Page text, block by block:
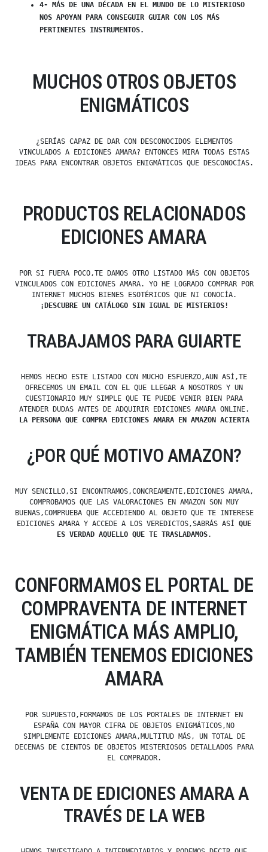
4- MÁS DE UNA DÉCADA EN EL MUNDO DE LO MISTERIOSO
NOS APOYAN PARA CONSEGUIR GUIAR CON LOS MÁS
PERTINENTES INSTRUMENTOS.
MUCHOS OTROS OBJETOS
ENIGMÁTICOS
¿SERÍAS CAPAZ DE DAR CON DESCONOCIDOS ELEMENTOS
VINCULADOS A EDICIONES AMARA? ENTONCES MIRA TODAS ESTAS
IDEAS PARA ENCONTRAR OBJETOS ENIGMÁTICOS QUE DESCONOCÍAS.
PRODUCTOS RELACIONADOS
EDICIONES AMARA
POR SI FUERA POCO,TE DAMOS OTRO LISTADO MÁS CON OBJETOS
VINCULADOS CON EDICIONES AMARA. YO HE LOGRADO COMPRAR POR
INTERNET MUCHOS BIENES ESOTÉRICOS QUE NI CONOCÍA.
¡DESCUBRE UN CATÁLOGO SIN IGUAL DE MISTERIOS!
TRABAJAMOS PARA GUIARTE
HEMOS HECHO ESTE LISTADO CON MUCHO ESFUERZO,AUN ASÍ,TE
OFRECEMOS UN EMAIL CON EL QUE LLEGAR A NOSOTROS Y UN
CUESTIONARIO MUY SIMPLE QUE TE PUEDE VENIR BIEN PARA
ATENDER DUDAS ANTES DE ADQUIRIR EDICIONES AMARA ONLINE.
LA PERSONA QUE COMPRA EDICIONES AMARA EN AMAZON ACIERTA
¿POR QUÉ MOTIVO AMAZON?
MUY SENCILLO,SI ENCONTRAMOS,CONCREAMENTE,EDICIONES AMARA,
COMPROBAMOS QUE LAS VALORACIONES EN AMAZON SON MUY
BUENAS,COMPRUEBA QUE ACCEDIENDO AL OBJETO QUE TE INTERESE
EDICIONES AMARA Y ACCEDE A LOS VEREDICTOS,SABRÁS ASÍ QUE
ES VERDAD AQUELLO QUE TE TRASLADAMOS.
CONFORMAMOS EL PORTAL DE
COMPRAVENTA DE INTERNET
ENIGMÁTICA MÁS AMPLIO,
TAMBIÉN TENEMOS EDICIONES
AMARA
POR SUPUESTO,FORMAMOS DE LOS PORTALES DE INTERNET EN
ESPAÑA CON MAYOR CIFRA DE OBJETOS ENIGMÁTICOS,NO
SIMPLEMENTE EDICIONES AMARA,MULTITUD MÁS, UN TOTAL DE
DECENAS DE CIENTOS DE OBJETOS MISTERIOSOS DETALLADOS PARA
EL COMPRADOR.
VENTA DE EDICIONES AMARA A
TRAVÉS DE LA WEB